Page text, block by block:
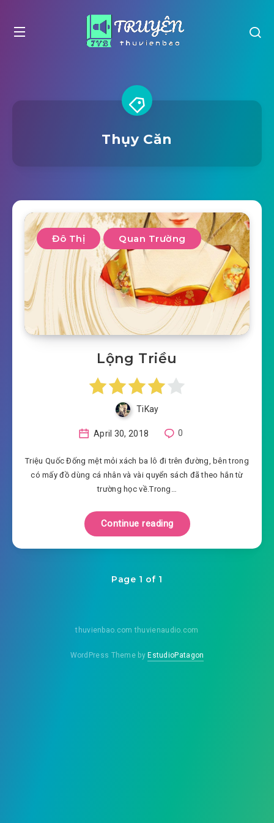
Thụy Căn
Đô Thị Quan Trường
Lộng Triều
TiKay
April 30, 2018 0
Triệu Quốc Đống mệt mỏi xách ba lô đi trên đường, bên trong
có mấy đồ dùng cá nhân và vài quyển sách đã theo hắn từ
trường học về.Trong…
Continue reading
Page 1 of 1
thuvienbao.com thuvienaudio.com
WordPress Theme byEstudioPatagon